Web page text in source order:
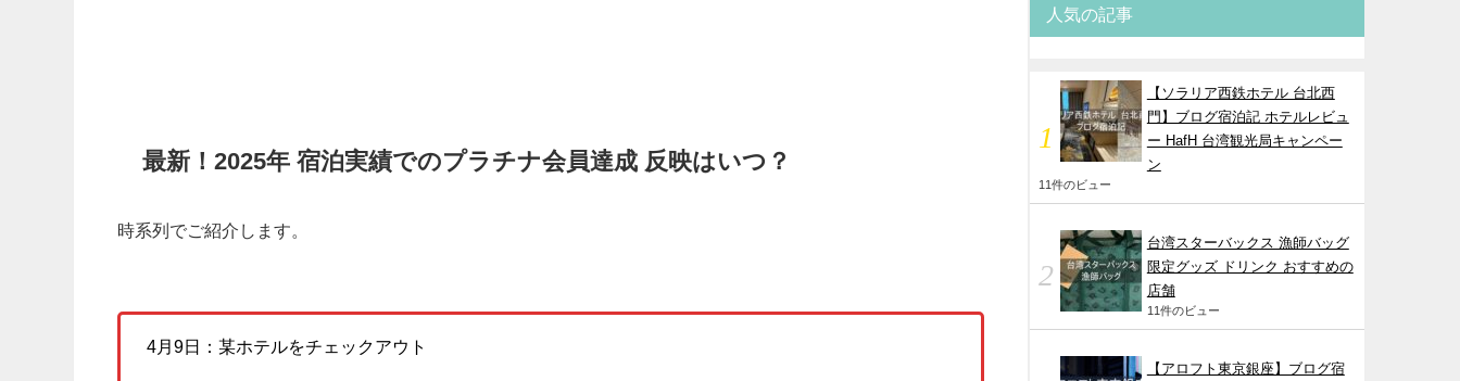
最新！2025年 宿泊実績でのプラチナ会員達成 反映はいつ？
時系列でご紹介します。
4月9日：某ホテルをチェックアウト
人気の記事
【ソラリア西鉄ホテル 台北西
門】ブログ宿泊記 ホテルレビュ
ー HafH 台湾観光局キャンペー
ン
11件のビュー
台湾スターバックス 漁師バッグ
限定グッズ ドリンク おすすめの
店舗
11件のビュー
【アロフト東京銀座】ブログ宿